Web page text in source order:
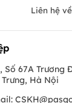
Liên hệ
Số 67A Trương
Hà Nội